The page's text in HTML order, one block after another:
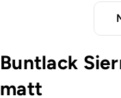
Buntlack
matt